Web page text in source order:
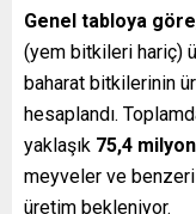
Genel tabloya göre
(yem bitkileri hariç)
baharat bitkilerinin
hesaplandı.
yaklaşık 75,4
meyveler ve
üretim bekleniyor.